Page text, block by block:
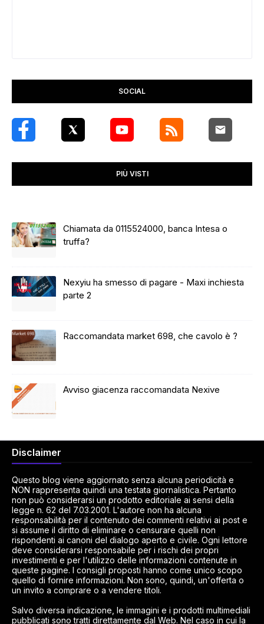
SOCIAL
PIÙ VISTI
Chiamata da 0115524000, banca Intesa o
truffa?
Nexyiu ha smesso di pagare - Maxi inchiesta
parte 2
Raccomandata market 698, che cavolo è ?
Avviso giacenza raccomandata Nexive
Disclaimer
Questo blog viene aggiornato senza alcuna periodicità e
NON rappresenta quindi una testata giornalistica. Pertanto
non può considerarsi un prodotto editoriale ai sensi della
legge n. 62 del 7.03.2001. L'autore non ha alcuna
responsabilità per il contenuto dei commenti relativi ai post e
si assume il diritto di eliminare o censurare quelli non
rispondenti ai canoni del dialogo aperto e civile. Ogni lettore
deve considerarsi responsabile per i rischi dei propri
investimenti e per l'utilizzo delle informazioni contenute in
queste pagine. I consigli proposti hanno come unico scopo
quello di fornire informazioni. Non sono, quindi, un'offerta o
un invito a comprare o a vendere titoli.
Salvo diversa indicazione, le immagini e i prodotti multimediali
pubblicati sono tratti direttamente dal Web. Nel caso in cui la